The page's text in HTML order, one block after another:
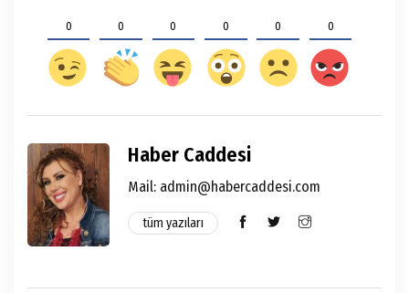
0 0 0 0 0 0
Haber Caddesi
Mail: admin@habercaddesi.com
tüm yazıları